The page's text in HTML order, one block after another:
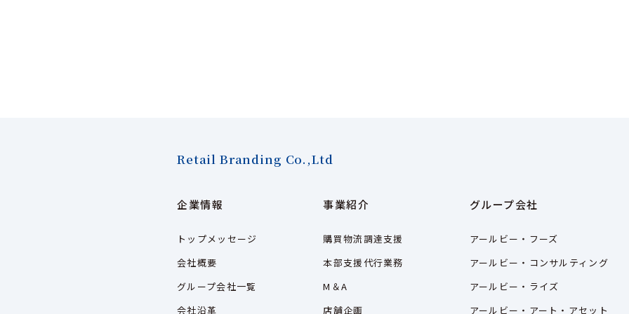
Retail Branding Co.,Ltd
企業情報
トップメッセージ
会社概要
グループ会社一覧
会社沿革
事業紹介
購買物流調達支援
本部支援代行業務
M＆A
店舗企画
グループ会社
アールビー・フーズ
アールビー・コンサルティング
アールビー・ライズ
アールビー・アート・アセット